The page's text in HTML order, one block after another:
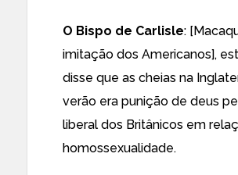
O Bispo de Carlisle:
imitação dos Americanos],
disse que as cheias na
verão era punição de deus
liberal dos Britânicos em
homossexualidade.